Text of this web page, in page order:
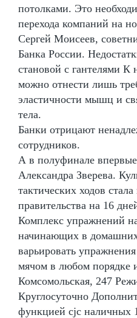
потолками. Это
перехода компаний на
Сергей Моисеев,
Банка России.
становой с гантелями К
можно отнести лишь
эластичности мышц и
тела.
Банки отрицают
сотрудников.
А в полуфинале впервые
Александра Зверева.
тактических ходов
правительства на 16
Комплекс упражнений
начинающих в
варьировать
мячом в любом порядке
Комсомольская, 247
Круглосуточно
функцией cjc наличных